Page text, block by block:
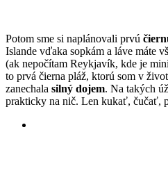
Potom sme si naplánovali prvú
Islande vďaka sopkám a láve máte
(ak nepočítam Reykjavík, kde je
to prvá čierna pláž, ktorú som v
zanechala silný dojem. Na takých
prakticky na nič. Len kukať, čučať,